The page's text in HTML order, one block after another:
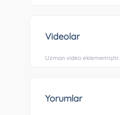
Videolar
Uzman video eklememiştir.
Yorumlar